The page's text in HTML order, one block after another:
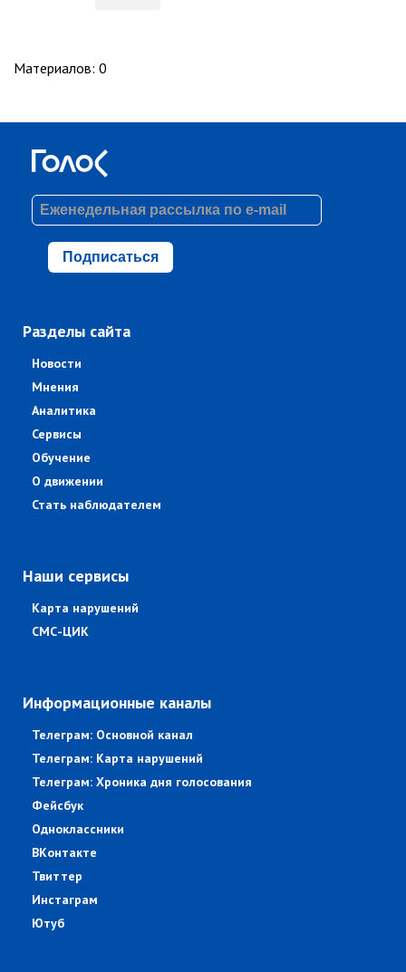
Материалов: 0
Подписаться
Разделы сайта
Новости
Мнения
Аналитика
Сервисы
Обучение
О движении
Стать наблюдателем
Наши сервисы
Карта нарушений
СМС-ЦИК
Информационные каналы
Телеграм: Основной канал
Телеграм: Карта нарушений
Телеграм: Хроника дня голосования
Фейсбук
Одноклассники
ВКонтакте
Твиттер
Инстаграм
Ютуб